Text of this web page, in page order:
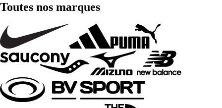
Toutes nos marques